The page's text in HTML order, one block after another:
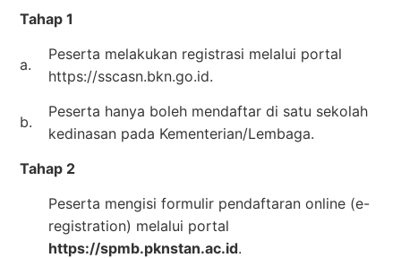
Tahap 1
a.
Peserta melakukan registrasi melalui portal
https://sscasn.bkn.go.id.
b.
Peserta hanya boleh mendaftar di satu sekolah
kedinasan pada Kementerian/Lembaga.
Tahap 2
Peserta mengisi formulir pendaftaran online (e-
registration) melalui portal
https://spmb.pknstan.ac.id.